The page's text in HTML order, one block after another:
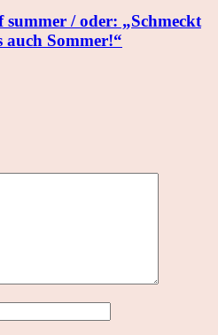
summer / oder: „Schmeckt
auch Sommer!“